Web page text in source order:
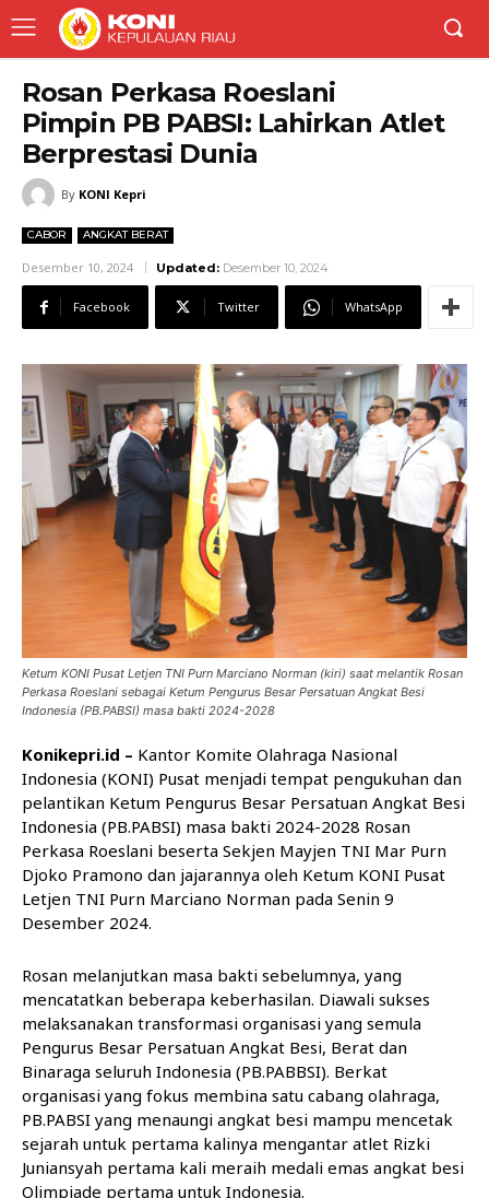
Rosan Perkasa Roeslani
Pimpin PB PABSI: Lahirkan Atlet
Berprestasi Dunia
By KONI Kepri
CABOR ANGKAT BERAT
Desember 10, 2024 Updated: Desember 10, 2024
Facebook Twitter WhatsApp
Ketum KONI Pusat Letjen TNI Purn Marciano Norman (kiri) saat melantik Rosan
Perkasa Roeslani sebagai Ketum Pengurus Besar Persatuan Angkat Besi
Indonesia (PB.PABSI) masa bakti 2024-2028
Konikepri.id – Kantor Komite Olahraga Nasional
Indonesia (KONI) Pusat menjadi tempat pengukuhan dan
pelantikan Ketum Pengurus Besar Persatuan Angkat Besi
Indonesia (PB.PABSI) masa bakti 2024-2028 Rosan
Perkasa Roeslani beserta Sekjen Mayjen TNI Mar Purn
Djoko Pramono dan jajarannya oleh Ketum KONI Pusat
Letjen TNI Purn Marciano Norman pada Senin 9
Desember 2024.
Rosan melanjutkan masa bakti sebelumnya, yang
mencatatkan beberapa keberhasilan. Diawali sukses
melaksanakan transformasi organisasi yang semula
Pengurus Besar Persatuan Angkat Besi, Berat dan
Binaraga seluruh Indonesia (PB.PABBSI). Berkat
organisasi yang fokus membina satu cabang olahraga,
PB.PABSI yang menaungi angkat besi mampu mencetak
sejarah untuk pertama kalinya mengantar atlet Rizki
Juniansyah pertama kali meraih medali emas angkat besi
Olimpiade pertama untuk Indonesia.